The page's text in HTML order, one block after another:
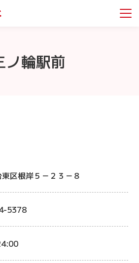
ノ輪駅前
区根岸５－２３－８
5378